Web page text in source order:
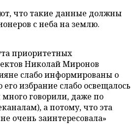
что такие данные должны
с неба на землю.
приоритетных
Николай Миронов
слабо информированы о
избрание слабо освещалось
много говорили, даже по
а потому, что эта
очень заинтересовала»